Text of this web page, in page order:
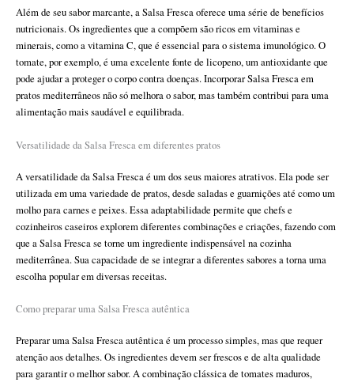
Além de seu sabor marcante, a Salsa Fresca oferece uma série de benefícios
nutricionais. Os ingredientes que a compõem são ricos em vitaminas e
minerais, como a vitamina C, que é essencial para o sistema imunológico. O
tomate, por exemplo, é uma excelente fonte de licopeno, um antioxidante que
pode ajudar a proteger o corpo contra doenças. Incorporar Salsa Fresca em
pratos mediterrâneos não só melhora o sabor, mas também contribui para uma
alimentação mais saudável e equilibrada.
Versatilidade da Salsa Fresca em diferentes pratos
A versatilidade da Salsa Fresca é um dos seus maiores atrativos. Ela pode ser
utilizada em uma variedade de pratos, desde saladas e guarnições até como um
molho para carnes e peixes. Essa adaptabilidade permite que chefs e
cozinheiros caseiros explorem diferentes combinações e criações, fazendo com
que a Salsa Fresca se torne um ingrediente indispensável na cozinha
mediterrânea. Sua capacidade de se integrar a diferentes sabores a torna uma
escolha popular em diversas receitas.
Como preparar uma Salsa Fresca autêntica
Preparar uma Salsa Fresca autêntica é um processo simples, mas que requer
atenção aos detalhes. Os ingredientes devem ser frescos e de alta qualidade
para garantir o melhor sabor. A combinação clássica de tomates maduros,